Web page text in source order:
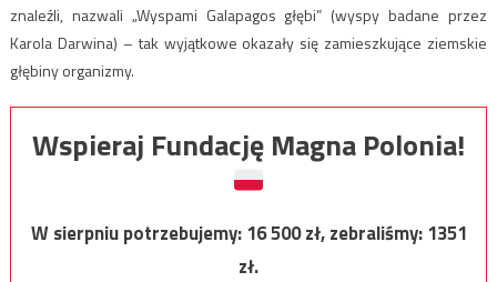
znaleźli, nazwali „Wyspami Galapagos głębi” (wyspy badane przez
Karola Darwina) – tak wyjątkowe okazały się zamieszkujące ziemskie
głębiny organizmy.
Wspieraj Fundację Magna Polonia!
W sierpniu potrzebujemy:16 500zł, zebraliśmy:1351
zł.